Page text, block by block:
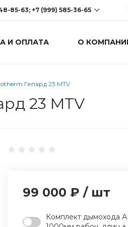
85-63; +7 (999) 585-36-65
63; +7 (999) 585-36-65
И ОПЛАТА О
Гепард 23 MTV
23 MTV
99 000 ₽ / шт
Комплект дымохода